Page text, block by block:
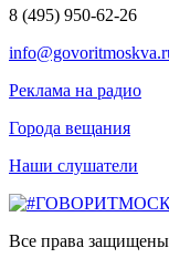
8 (495) 950-62-26
Реклама на радио
Города вещания
Наши слушатели
Все права